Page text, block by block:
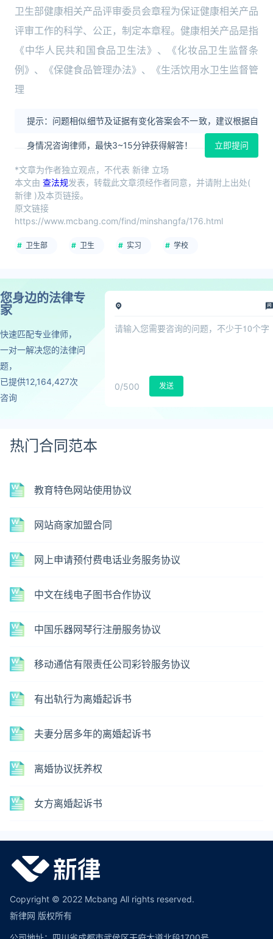
卫生部健康相关产品评审委员会章程为保证健康相关产品
评审工作的科学、公正，制定本章程。健康相关产品是指
《中华人民共和国食品卫生法》、《化妆品卫生监督条
例》、《保健食品管理办法》、《生活饮用水卫生监督管
理
提示：问题相似细节及证据有变化答案会不一致，建议根据自
身情况咨询律师，最快3~15分钟获得解答！ 立即提问
*文章为作者独立观点，不代表 新律 立场
本文由 查法规发表，转载此文章须经作者同意，并请附上出处(
新律 )及本页链接。
原文链接
https://www.mcbang.com/find/minshangfa/176.html
卫生部 卫生 实习 学校
您身边的法律专
家
快速匹配专业律师，
一对一解决您的法律问
题，
已提供12,164,427次
咨询
0/500 发送
热门合同范本
教育特色网站使用协议
网站商家加盟合同
网上申请预付费电话业务服务协议
中文在线电子图书合作协议
中国乐器网琴行注册服务协议
移动通信有限责任公司彩铃服务协议
有出轨行为离婚起诉书
夫妻分居多年的离婚起诉书
离婚协议抚养权
女方离婚起诉书
Copyright © 2022 Mcbang All rights reserved.
新律网 版权所有